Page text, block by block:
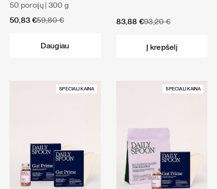
50 porcijų | 300 g
59,80€
Original
50,83 €
Current
Daugiau
93,20€
Original
83,88 €
Current
Į krepšelį
SPECIALI KAINA SPECIALI KAINA